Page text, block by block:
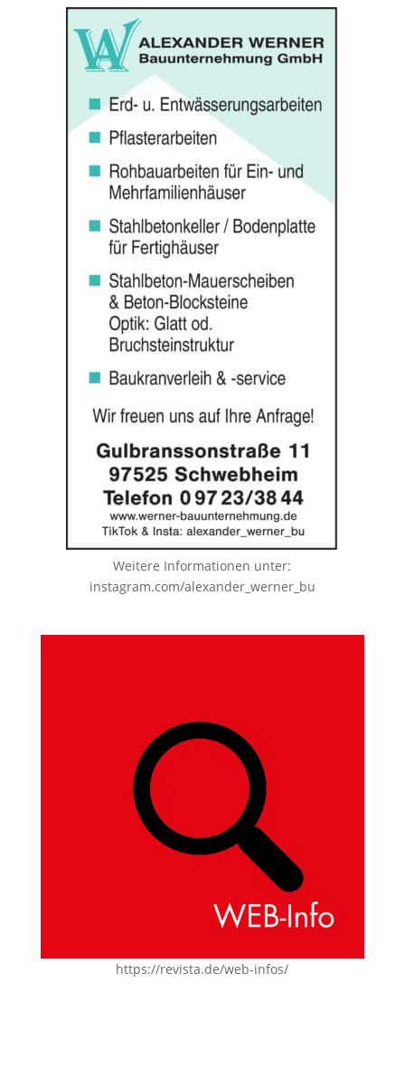
Weitere Informationen unter:
instagram.com/alexander_werner_bu
https://revista.de/web-infos/